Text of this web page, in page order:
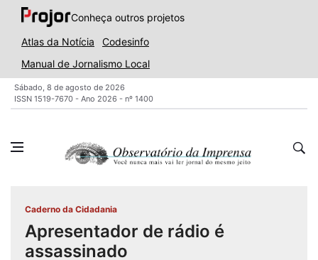
Conheça outros projetos
Atlas da Notícia
Codesinfo
Manual de Jornalismo Local
Sábado, 8 de agosto de 2026
ISSN 1519-7670 - Ano 2026 - nº 1400
Caderno da Cidadania
Apresentador de rádio é
assassinado